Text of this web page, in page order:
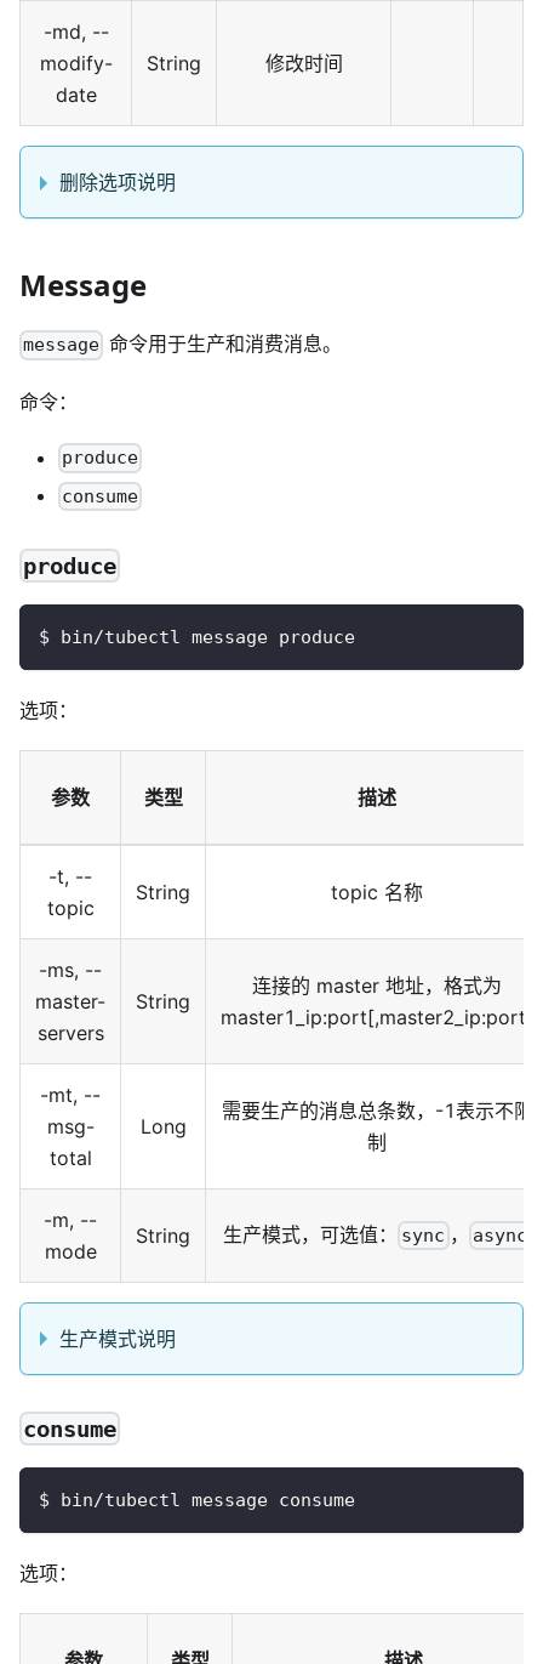
-md, --
modify-
date
String 修改时间
删除选项说明
Message
message 命令用于生产和消费消息。
命令：
produce
consume
produce
$ bin/tubectl message produce
选项：
参数 类型 描述
-t, --
topic
String topic 名称
-ms, --
master-
servers
String
连接的 master 地址，格式为
master1_ip:port[,master2_ip:port
-mt, --
msg-
total
Long
需要生产的消息总条数，-1表示不限
制
-m, --
mode
String 生产模式，可选值： sync ， async
生产模式说明
consume
$ bin/tubectl message consume
选项：